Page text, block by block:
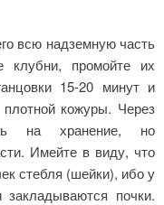
всю надземную часть
клубни, промойте их
15-20 минут и
кожуры. Через
на хранение, но
Имейте в виду, что
стебля (шейки), ибо у
почки.